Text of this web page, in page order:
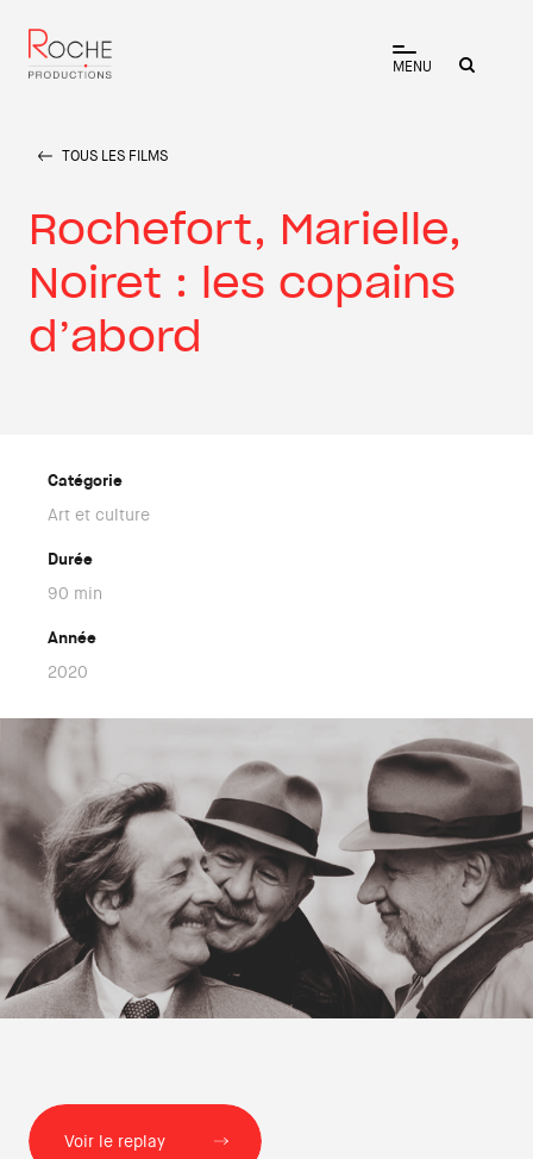
MENU
TOUS LES FILMS
Rochefort, Marielle,
Noiret : les copains
d’abord
Catégorie
Art et culture
Durée
90 min
Année
2020
Voir le replay